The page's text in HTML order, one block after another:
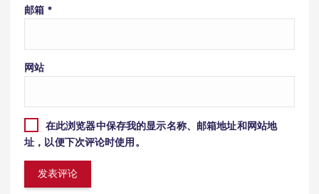
邮箱 *
网站
在此浏览器中保存我的显示名称、邮箱地址和网站地
址，以便下次评论时使用。